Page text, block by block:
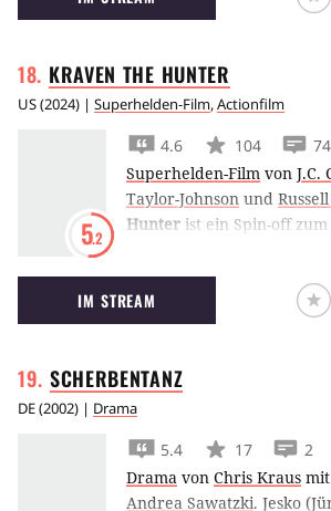
Wasseypur.
KRAVEN THE HUNTER
US(2024) | Superhelden-Film,Actionfilm
5.2
4.6 104
74
Superhelden-Film von J.C.
Taylor-Johnson und
Hunter ist ein Spin-off
Der russische Einwanderer
er der weltweit größte
IM STREAM
SCHERBENTANZ
DE(2002) | Drama
5.4 17
2
Drama von Chris Kraus mit
Andrea Sawatzki. Jesko